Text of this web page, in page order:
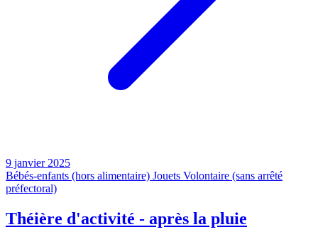
9 janvier 2025
Bébés-enfants (hors alimentaire) Jouets Volontaire (sans arrêté
préfectoral)
Théière d'activité - après la pluie